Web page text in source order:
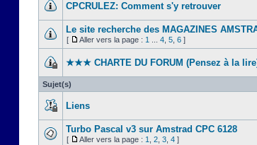
CPCRULEZ: Comment s'y retrouver‎
Le site recherche des MAGAZINES
[ Aller vers la page : 1 4 5 6 ]
★★★ CHARTE DU FORUM (Pensez à la
Sujet(s)
Liens
Turbo Pascal v3 sur Amstrad CPC 6128
[ Aller vers la page : 1 2 3 4 ]